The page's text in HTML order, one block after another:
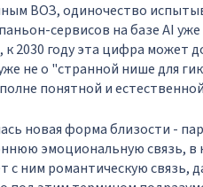
ВОЗ, одиночество
сервисов на базе AI
к 2030 году эта цифра может
не о "странной нише для
понятной и
новая форма близости -
эмоциональную связь, в
с ним романтическую связь,